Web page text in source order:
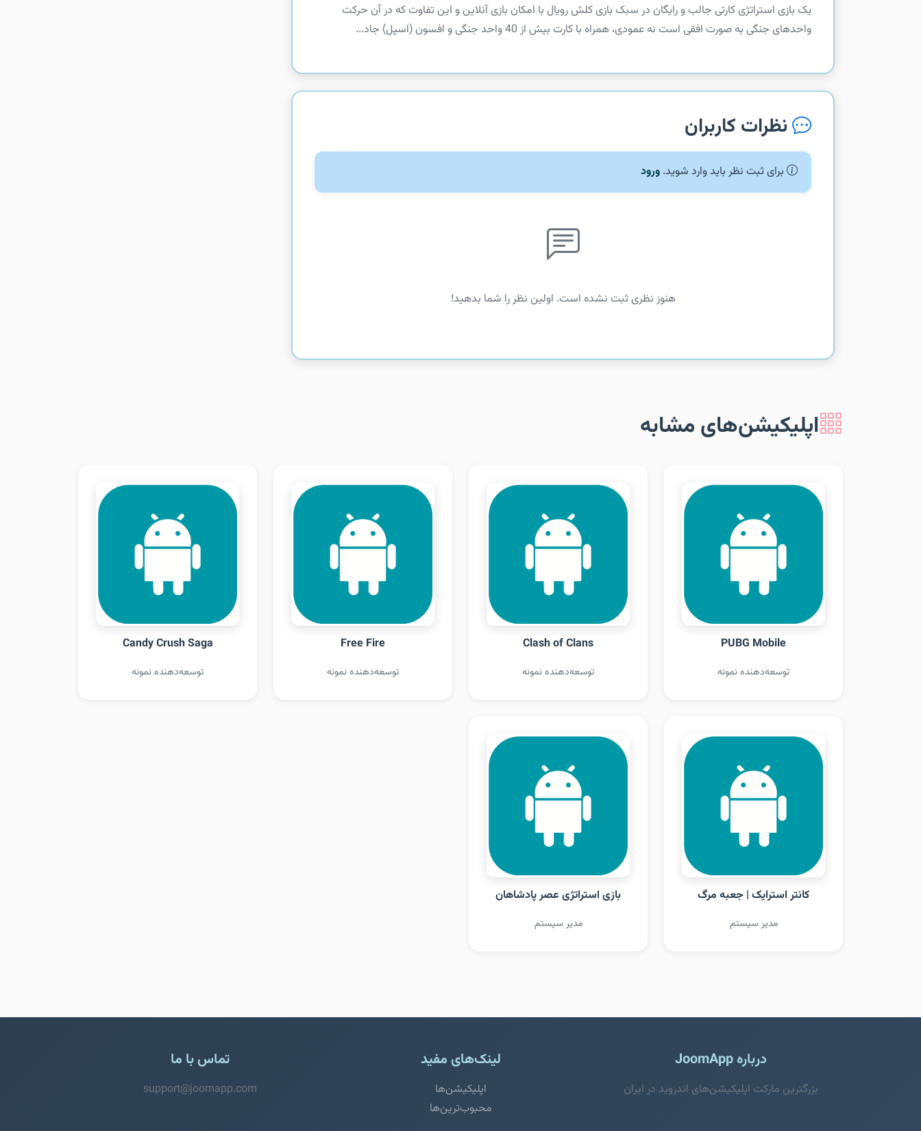
‏‏یک بازی استراتژی کارتی جالب و رایگان در سبک بازی کلش رویال با امکان بازی آنلاین و این تفاوت که در آن حرکت
واحدهای جنگی به صورت افقی است نه عمودی، همراه با کارت بیش از 40 واحد جنگی و افسون (اسپل) جاد...
نظرات کاربران
برای ثبت نظر باید وارد شوید. ورود
هنوز نظری ثبت نشده است. اولین نظر را شما بدهید!
اپلیکیشن‌های مشابه
PUBG Mobile
توسعه‌دهنده نمونه
Clash of Clans
توسعه‌دهنده نمونه
Free Fire
توسعه‌دهنده نمونه
Candy Crush Saga
توسعه‌دهنده نمونه
کانتر استرایک | جعبه مرگ
مدیر سیستم
بازی استراتژی عصر پادشاهان
مدیر سیستم
درباره JoomApp
بزرگترین مارکت اپلیکیشن‌های اندروید در ایران
لینک‌های مفید
اپلیکیشن‌ها
محبوب‌ترین‌ها
تماس با ما
support@joomapp.com